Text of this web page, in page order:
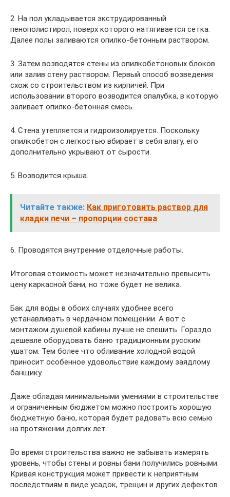
2. На пол укладывается экструдированный
пенополистирол, поверх которого натягивается сетка.
Далее полы заливаются опилко-бетонным раствором.
3. Затем возводятся стены из опилкобетоновых блоков
или залив стену раствором. Первый способ возведения
схож со строительством из кирпичей. При
использовании второго возводится опалубка, в которую
заливает опилко-бетонная смесь.
4. Стена утепляется и гидроизолируется. Поскольку
опилкобетон с легкостью вбирает в себя влагу, его
дополнительно укрывают от сырости.
5. Возводится крыша.
Читайте также: Как приготовить раствор для
кладки печи – пропорции состава
6. Проводятся внутренние отделочные работы.
Итоговая стоимость может незначительно превысить
цену каркасной бани, но тоже будет не велика.
Бак для воды в обоих случаях удобнее всего
устанавливать в чердачном помещении. А вот с
монтажом душевой кабины лучше не спешить. Гораздо
дешевле оборудовать баню традиционным русским
ушатом. Тем более что обливание холодной водой
приносит особенное удовольствие каждому заядлому
банщику.
Даже обладая минимальными умениями в строительстве
и ограниченным бюджетом можно построить хорошую
бюджетную баню, которая будет радовать всю семью
на протяжении долгих лет
Во время строительства важно не забывать измерять
уровень, чтобы стены и ровны бани получились ровными.
Кривая конструкция может привести к неприятным
последствиям в виде усадок, трещин и других дефектов